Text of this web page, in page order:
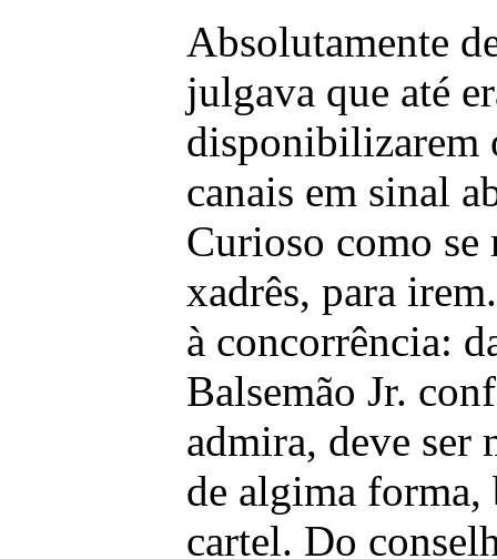
Absolutamente
julgava que até
disponibilizarem
canais em sinal
Curioso como se
xadrês, para
à concorrência:
Balsemão Jr.
admira, deve ser
de algima
cartel. Do